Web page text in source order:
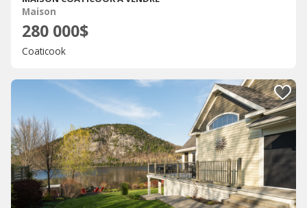
Maison
280 000$
Coaticook